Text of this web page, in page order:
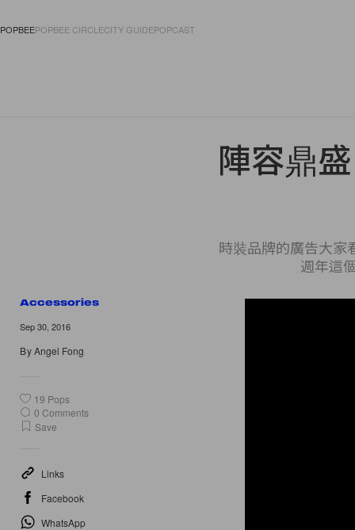
POPBEEPOPBEE CIRCLECITY GUIDEPOPCAST
陣容鼎
時裝品牌的廣告大家
週年這
Accessories
Sep 30, 2016
ByAngel Fong
19 Pops
0 Comments
Save
Links
Facebook
WhatsApp